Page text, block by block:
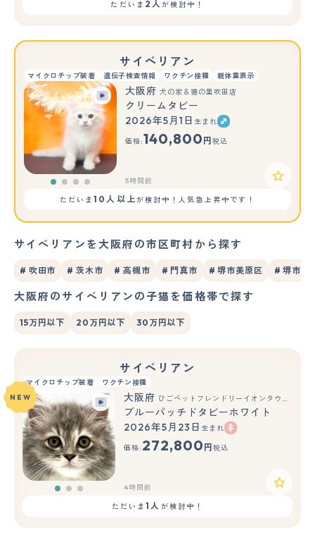
ただいま 2人が検討中！
サイベリアン
マイクロチップ装着 遺伝子検査情報 ワクチン接種 親体重表示
大阪府 犬の家＆猫の里吹田店
クリームタビー
2026年5月1日 生まれ
価格:140,800 円 税込
5時間前
ただいま10人以上が検討中！人気急上昇中です！
サイベリアンを大阪府の市区町村から探す
# 吹田市 # 茨木市 # 高槻市 # 門真市 # 堺市美原区 # 堺市西
大阪府のサイベリアンの子猫を価格帯で探す
15万円以下 20万円以下 30万円以下
サイベリアン
マイクロチップ装着 ワクチン接種
もっと見る
NEW 大阪府 ひごペットフレンドリーイオンタウン茨木太田店
ブルーパッチドタビーホワイト
2026年5月23日 生まれ
価格: 272,800 円 税込
4時間前
ただいま1人 が検討中！